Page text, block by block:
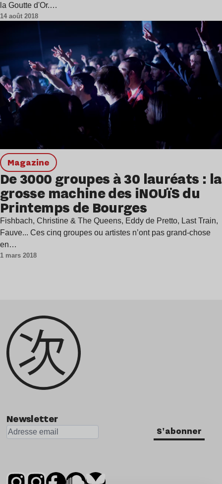
la Goutte d'Or.…
14 août 2018
magazine
De 3000 groupes à 30 lauréats : la
grosse machine des iNOUïS du
Printemps de Bourges
Fishbach, Christine & The Queens, Eddy de Pretto, Last Train,
Fauve... Ces cinq groupes ou artistes n’ont pas grand-chose
en…
1 mars 2018
Newsletter
S'abonner